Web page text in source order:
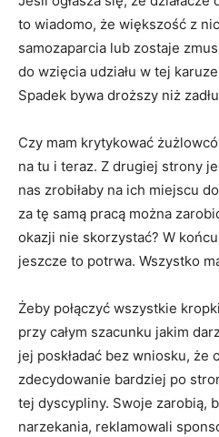
to wiadomo, że większość z
samozaparcia lub zostaje
do wzięcia udziału w tej
Spadek bywa droższy niż
Czy mam krytykować
na tu i teraz. Z drugiej strony
nas zrobiłaby na ich miejscu
za tę samą pracą można
okazji nie skorzystać? W
jeszcze to potrwa. Wszystko
Żeby połączyć wszystkie
przy całym szacunku jakim
jej poskładać bez wniosku, że
zdecydowanie bardziej po
tej dyscypliny. Swoje zarobią,
narzekania, reklamowali